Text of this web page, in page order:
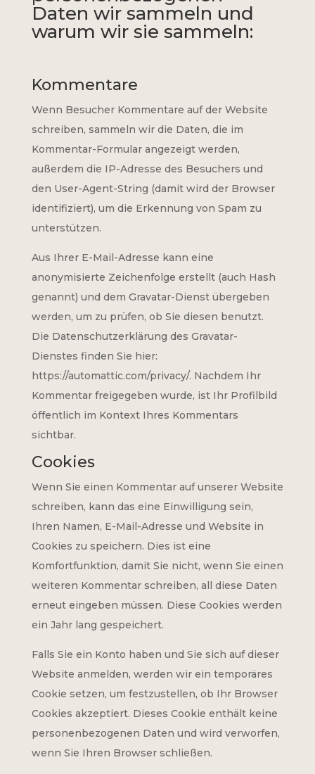
Daten wir sammeln und
warum wir sie sammeln:
Kommentare
Wenn Besucher Kommentare auf der Website
schreiben, sammeln wir die Daten, die im
Kommentar-Formular angezeigt werden,
außerdem die IP-Adresse des Besuchers und
den User-Agent-String (damit wird der Browser
identifiziert), um die Erkennung von Spam zu
unterstützen.
Aus Ihrer E-Mail-Adresse kann eine
anonymisierte Zeichenfolge erstellt (auch Hash
genannt) und dem Gravatar-Dienst übergeben
werden, um zu prüfen, ob Sie diesen benutzt.
Die Datenschutzerklärung des Gravatar-
Dienstes finden Sie hier:
https://automattic.com/privacy/. Nachdem Ihr
Kommentar freigegeben wurde, ist Ihr Profilbild
öffentlich im Kontext Ihres Kommentars
sichtbar.
Cookies
Wenn Sie einen Kommentar auf unserer Website
schreiben, kann das eine Einwilligung sein,
Ihren Namen, E-Mail-Adresse und Website in
Cookies zu speichern. Dies ist eine
Komfortfunktion, damit Sie nicht, wenn Sie einen
weiteren Kommentar schreiben, all diese Daten
erneut eingeben müssen. Diese Cookies werden
ein Jahr lang gespeichert.
Falls Sie ein Konto haben und Sie sich auf dieser
Website anmelden, werden wir ein temporäres
Cookie setzen, um festzustellen, ob Ihr Browser
Cookies akzeptiert. Dieses Cookie enthält keine
personenbezogenen Daten und wird verworfen,
wenn Sie Ihren Browser schließen.